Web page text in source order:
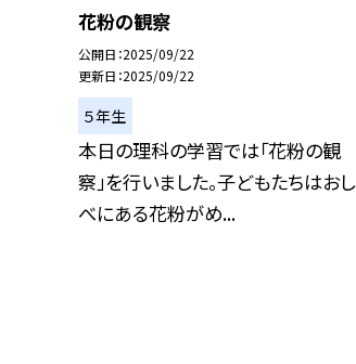
花粉の観察
公開日 2025/09/22
更新日 2025/09/22
５年生
本日の理科の学習では「花粉の観
察」を行いました。子どもたちはおし
べにある花粉がめ...